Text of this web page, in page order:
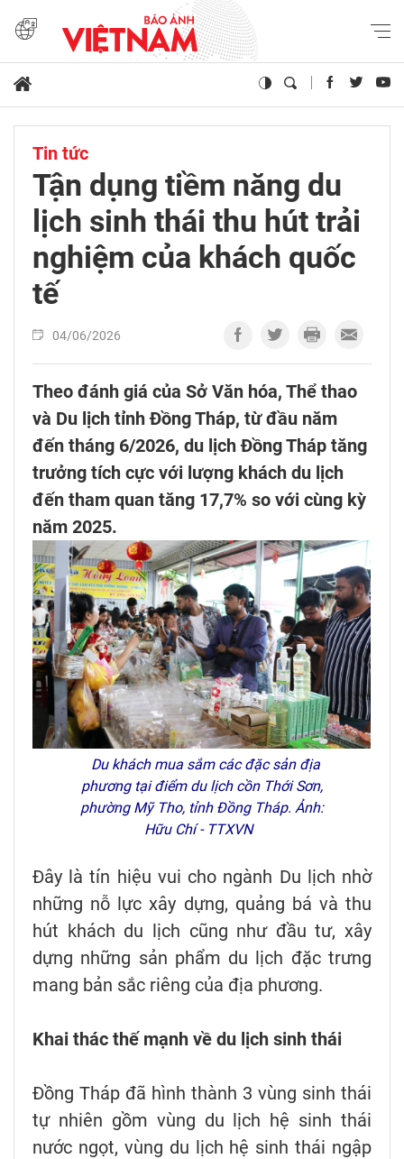
Tin tức
Tận dụng tiềm năng du
lịch sinh thái thu hút trải
nghiệm của khách quốc
tế
04/06/2026
Theo đánh giá của Sở Văn hóa, Thể thao
và Du lịch tỉnh Đồng Tháp, từ đầu năm
đến tháng 6/2026, du lịch Đồng Tháp tăng
trưởng tích cực với lượng khách du lịch
đến tham quan tăng 17,7% so với cùng kỳ
năm 2025.
Du khách mua sắm các đặc sản địa
phương tại điểm du lịch cồn Thới Sơn,
phường Mỹ Tho, tỉnh Đồng Tháp. Ảnh:
Hữu Chí - TTXVN
Đây là tín hiệu vui cho ngành Du lịch nhờ
những nỗ lực xây dựng, quảng bá và thu
hút khách du lịch cũng như đầu tư, xây
dựng những sản phẩm du lịch đặc trưng
mang bản sắc riêng của địa phương.
Khai thác thế mạnh về du lịch sinh thái
Đồng Tháp đã hình thành 3 vùng sinh thái
tự nhiên gồm vùng du lịch hệ sinh thái
nước ngọt, vùng du lịch hệ sinh thái ngập